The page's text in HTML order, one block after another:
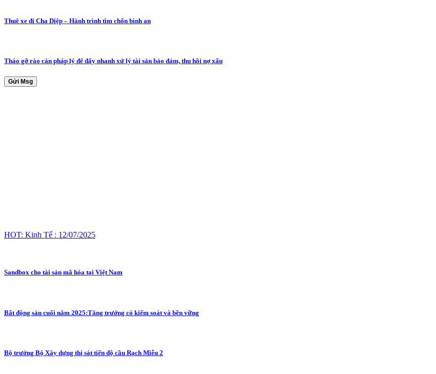
Thuê xe đi Cha Diệp – Hành trình tìm chốn bình an
Tháo gỡ rào cản pháp lý để đẩy nhanh xử lý tài sản bảo đảm, thu hồi nợ xấu
Gửi Msg
HOT: Kinh Tế : 12/07/2025
Sandbox cho tài sản mã hóa tại Việt Nam
Bất động sản cuối năm 2025:Tăng trưởng có kiểm soát và bền vững
Bộ trưởng Bộ Xây dựng thị sát tiến độ cầu Rạch Miễu 2